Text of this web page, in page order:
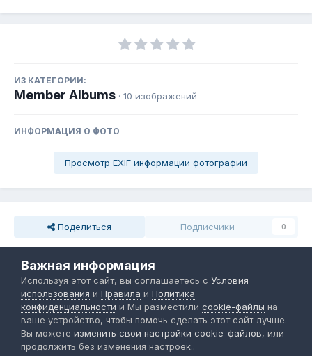
ИЗ КАТЕГОРИИ:
Member Albums · 10 изображений
ИНФОРМАЦИЯ О ФОТО
Просмотр EXIF информации фотографии
Поделиться Подписчики 0
Комментариев нет
Присоединяйтесь к обсуждению
Вы можете написать сейчас и зарегистрироваться позже. Если
у вас есть аккаунт,авторизуйтесь, чтобы опубликовать от
имени своего аккаунта.
Важная информация
Используя этот сайт, вы соглашаетесь с Условия
использования и Правила и Политика
конфиденциальности и Мы разместили cookie-файлы на
ваше устройство, чтобы помочь сделать этот сайт лучше.
Вы можете изменить свои настройки cookie-файлов, или
продолжить без изменения настроек..